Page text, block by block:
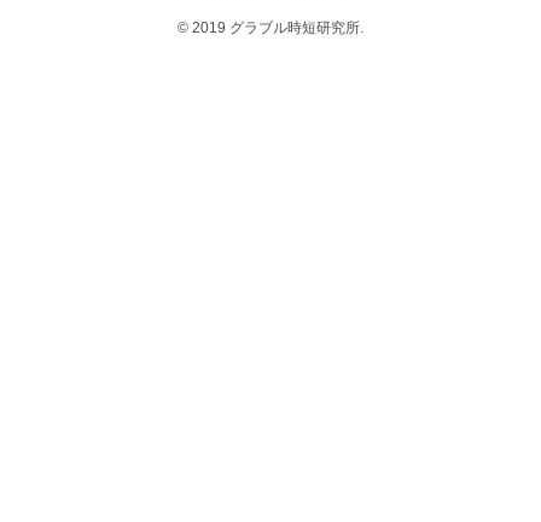
© 2019 グラブル時短研究所.